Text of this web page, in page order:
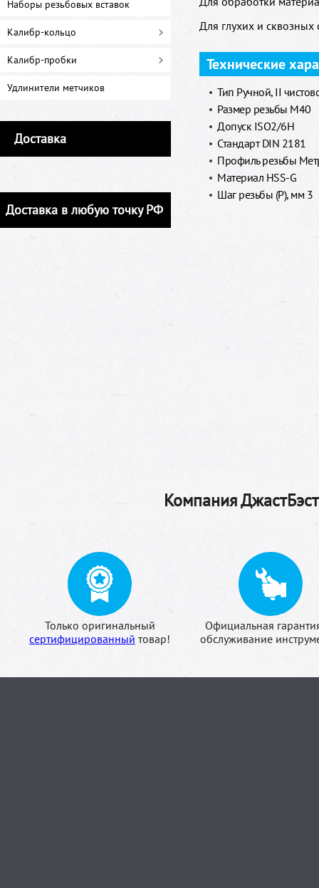
Наборы резьбовых вставок
Калибр-кольцо
Калибр-пробки
Удлинители метчиков
Доставка
Доставка в любую точку РФ
Для глухих и сквозных
Технические
Тип Ручной, II
Размер резьбы M40
Допуск ISO2/6H
Стандарт DIN 2181
Профиль резьбы
Материал HSS-G
Шаг резьбы (P), мм 3
Компания
Только оригинальный
сертифицированный товар!
Официальная
обслуживание